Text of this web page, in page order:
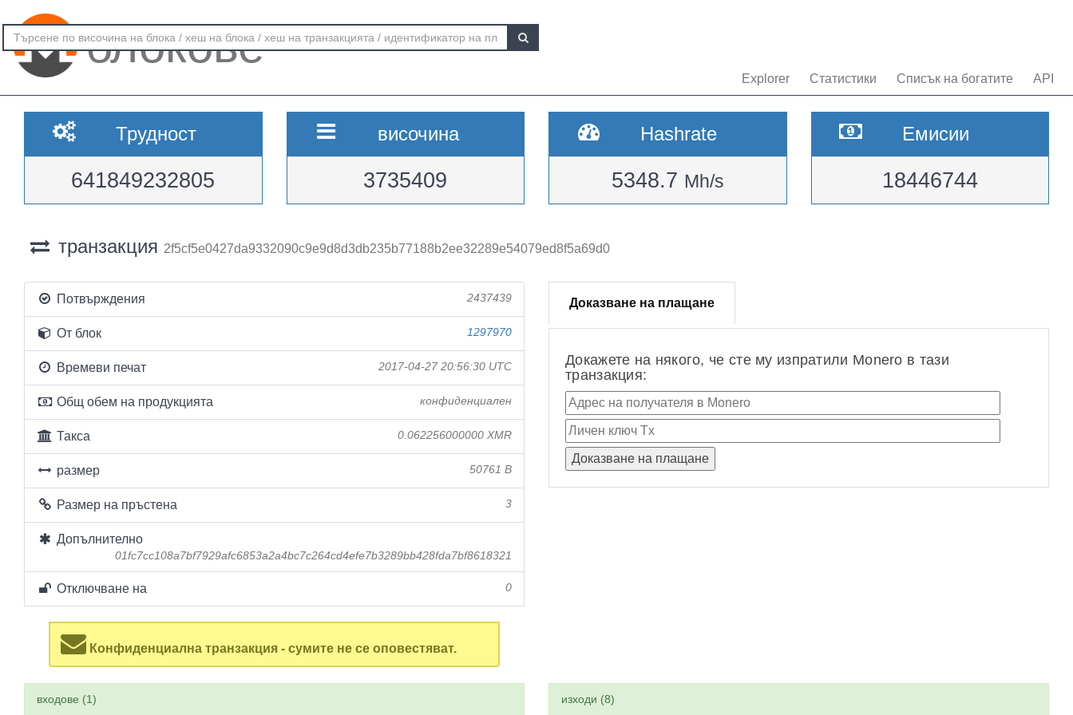
блокове
Explorer Статистики Списък на богатите API
Трудност
641849232805
височина
3735409
Hashrate
5348.7 Mh/s
Емисии
18446744
транзакция 2f5cf5e0427da9332090c9e9d8d3db235b77188b2ee32289e54079ed8f5a69d0
Потвърждения 2437439
От блок 1297970
Времеви печат 2017-04-27 20:56:30 UTC
Общ обем на продукцията конфиденциален
Такса 0.062256000000 XMR
размер 50761 B
Размер на пръстена 3
Допълнително
01fc7cc108a7bf7929afc6853a2a4bc7c264cd4efe7b3289bb428fda7bf8618321
Отключване на 0
Конфиденциална транзакция - сумите не се оповестяват.
Доказване на плащане
Докажете на някого, че сте му изпратили Monero в тази
транзакция:
входове (1) изходи (8)